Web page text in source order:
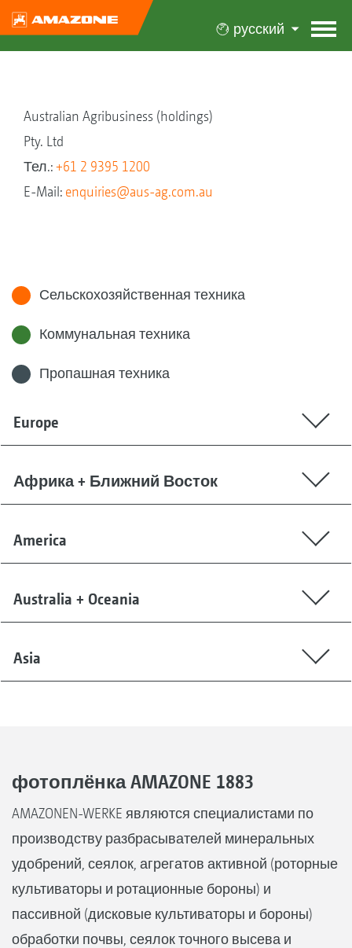
русский
Australian Agribusiness (holdings)
Pty. Ltd
Тел.:+61 2 9395 1200
E-Mail: enquiries@aus-ag.com.au
Сельскохозяйственная техника
Коммунальная техника
Пропашная техника
Europe
Африка + Ближний Восток
America
Australia + Oceania
Asia
фотоплёнка AMAZONE 1883
AMAZONEN-WERKE являются специалистами по
производству разбрасывателей минеральных
удобрений, сеялок, агрегатов активной (роторные
культиваторы и ротационные бороны) и
пассивной (дисковые культиваторы и бороны)
обработки почвы, сеялок точного высева и